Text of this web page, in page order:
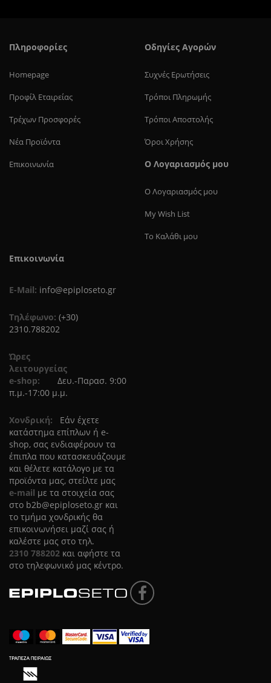
Πληροφορίες
Homepage
Προφίλ Eταιρείας
Τρέχων Προσφορές
Νέα Προϊόντα
Επικοινωνία
Οδηγίες Αγορών
Συχνές Ερωτήσεις
Τρόποι Πληρωμής
Τρόποι Αποστολής
Όροι Χρήσης
Ο Λογαριασμός μου
Ο Λογαριασμός μου
My Wish List
Το Καλάθι μου
Επικοινωνία
E-Mail: info@epiploseto.gr
Τηλέφωνο: (+30)
2310.788202
Ώρες
λειτουργείας
e-shop:
Δευ.-Παρασ. 9:00
π.μ.-17:00 μ.μ.
Χονδρική:
Eάν έχετε
κατάστημα επίπλων ή e-
shop, σας ενδιαφέρουν τα
έπιπλα που κατασκευάζουμε
και θέλετε κατάλογο με τα
προϊόντα μας, στείλτε μας
e-mail με τα στοιχεία σας
στο b2b@epiploseto.gr και
το τμήμα χονδρικής θα
επικοινωνήσει μαζί σας ή
καλέστε μας στο τηλ.
2310 788202 και αφήστε τα
στο τηλεφωνικό μας κέντρο.